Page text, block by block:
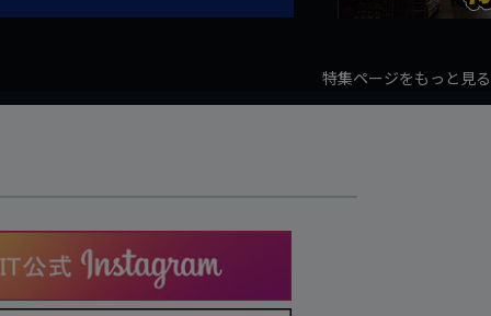
特集ページをもっと見る